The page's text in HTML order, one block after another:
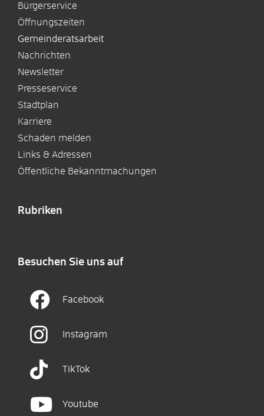
Bürgerservice
Öffnungszeiten
Gemeinderatsarbeit
Nachrichten
Newsletter
Presseservice
Stadtplan
Karriere
Schaden melden
Links & Adressen
Öffentliche Bekanntmachungen
Rubriken
Besuchen Sie uns auf
Facebook
Instagram
TikTok
Youtube